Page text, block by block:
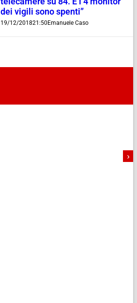
dei vigili sono spenti”
19/12/201821:50Emanuele Caso
›